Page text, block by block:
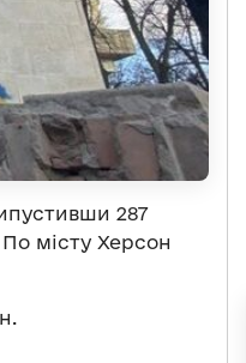
287
По місту Херсон